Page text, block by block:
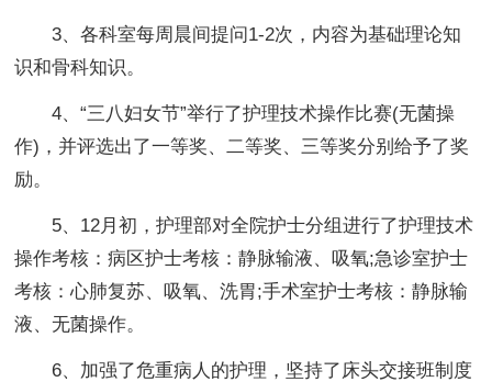
3、各科室每周晨间提问1-2次，内容为基础理论知
识和骨科知识。
4、“三八妇女节”举行了护理技术操作比赛(无菌操
作)，并评选出了一等奖、二等奖、三等奖分别给予了奖
励。
5、12月初，护理部对全院护士分组进行了护理技术
操作考核：病区护士考核：静脉输液、吸氧;急诊室护士
考核：心肺复苏、吸氧、洗胃;手术室护士考核：静脉输
液、无菌操作。
6、加强了危重病人的护理，坚持了床头交接班制度